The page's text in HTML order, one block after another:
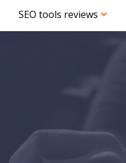
SEO tools reviews